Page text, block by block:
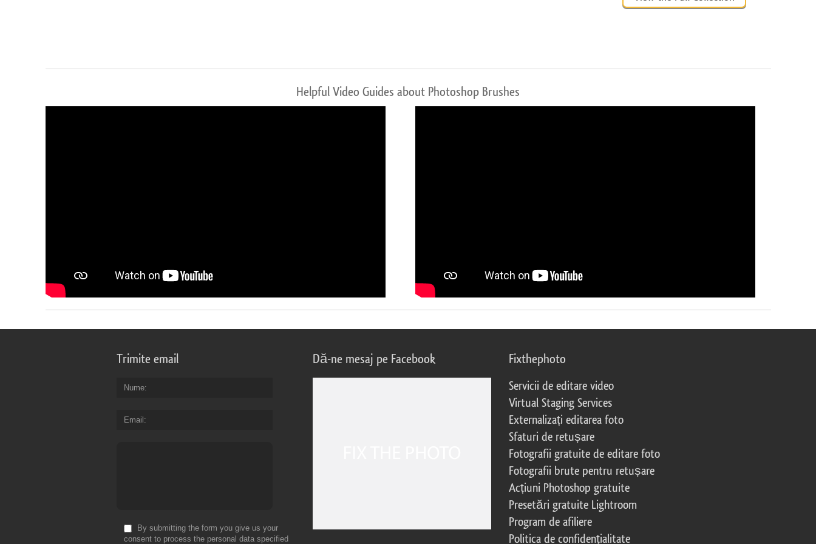
Helpful Video Guides about Photoshop Brushes
Trimite email
Nume
Email
By submitting the form you give us your
consent to process the personal data specified
Dă-ne mesaj pe Facebook Fixthephoto
Servicii de editare video
Virtual Staging Services
Externalizați editarea foto
Sfaturi de retușare
Fotografii gratuite de editare foto
Fotografii brute pentru retușare
Acțiuni Photoshop gratuite
Presetări gratuite Lightroom
Program de afiliere
Politica de confidențialitate